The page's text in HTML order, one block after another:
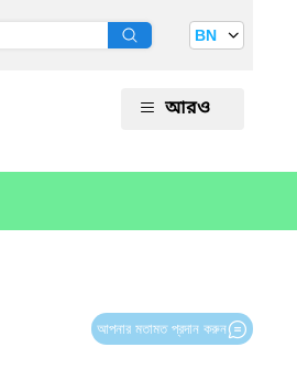
BN
আরও
আপনার মতামত প্রদান করুন